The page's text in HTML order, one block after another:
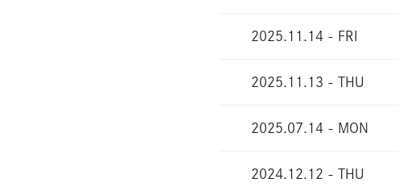
2025.11.14 - FRI
2025.11.13 - THU
2025.07.14 - MON
2024.12.12 - THU